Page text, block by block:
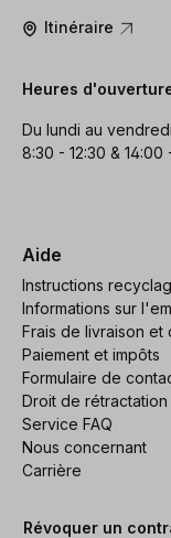
Itinéraire
Heures
Du lundi au vendredi
8:30 - 12:30 & 14:00
Aide
Instructions
Informations sur
Frais de livraison
Paiement et impôts
Formulaire de
Droit de rétractation
Service FAQ
Nous concernant
Carrière
Révoquer un